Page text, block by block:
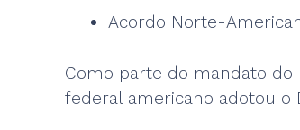
Acordo Norte-
Como parte do mandato do
federal americano adotou o